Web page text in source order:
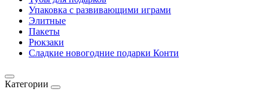
Упаковка с развивающими играми
Элитные
Пакеты
Рюкзаки
Сладкие новогодние подарки Конти
Категории